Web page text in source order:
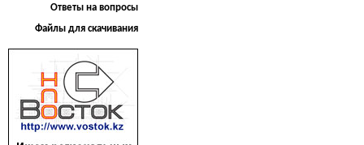
Ответы на вопросы
Файлы для скачивания